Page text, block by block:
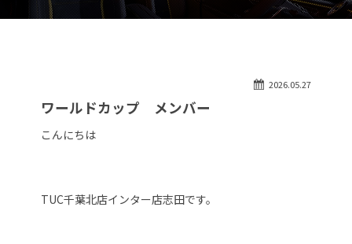
自動車保険2026.05.27
ワールドカップ メンバー
こんにちは
TUC千葉北店インター店志田です。